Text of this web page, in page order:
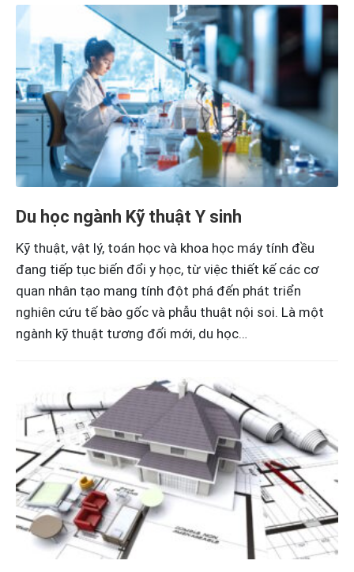
Du học ngành Kỹ thuật Y sinh
Kỹ thuật, vật lý, toán học và khoa học máy tính đều
đang tiếp tục biến đổi y học, từ việc thiết kế các cơ
quan nhân tạo mang tính đột phá đến phát triển
nghiên cứu tế bào gốc và phẫu thuật nội soi. Là một
ngành kỹ thuật tương đối mới, du học…